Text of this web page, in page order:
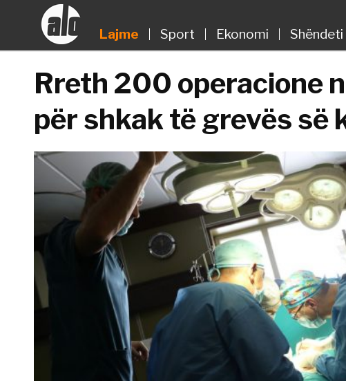
Lajme Sport Ekonomi Shëndeti
Rreth 200 operacione
për shkak të grevës së